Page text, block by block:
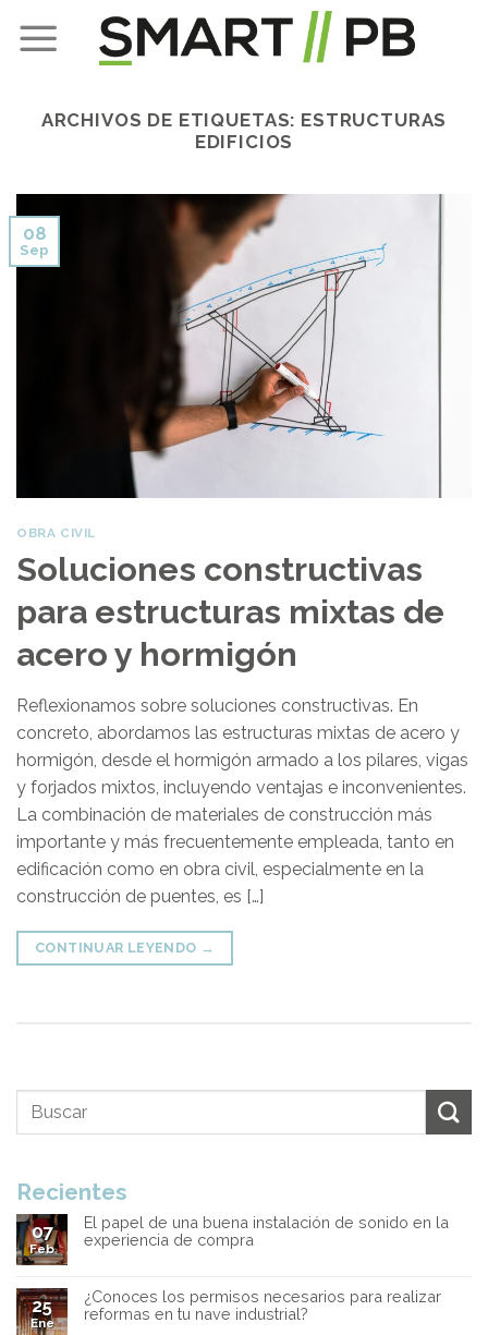
ARCHIVOS DE ETIQUETAS: ESTRUCTURAS
EDIFICIOS
08
Sep
OBRA CIVIL
Soluciones constructivas
para estructuras mixtas de
acero y hormigón
Reflexionamos sobre soluciones constructivas. En
concreto, abordamos las estructuras mixtas de acero y
hormigón, desde el hormigón armado a los pilares, vigas
y forjados mixtos, incluyendo ventajas e inconvenientes.
La combinación de materiales de construcción más
importante y más frecuentemente empleada, tanto en
edificación como en obra civil, especialmente en la
construcción de puentes, es […]
CONTINUAR LEYENDO →
Recientes
07
Feb
El papel de una buena instalación de sonido en la
experiencia de compra
25
Ene
¿Conoces los permisos necesarios para realizar
reformas en tu nave industrial?